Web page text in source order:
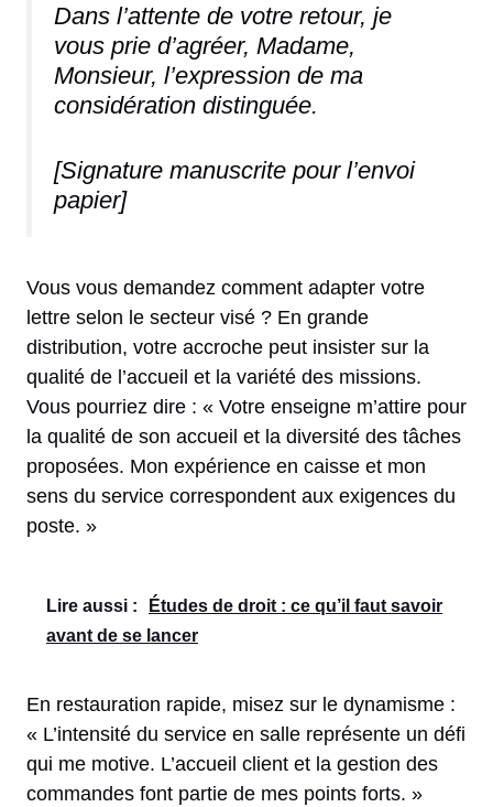
Dans l’attente de votre retour, je
vous prie d’agréer, Madame,
Monsieur, l’expression de ma
considération distinguée.
[Signature manuscrite pour l’envoi
papier]
Vous vous demandez comment adapter votre
lettre selon le secteur visé ? En grande
distribution, votre accroche peut insister sur la
qualité de l’accueil et la variété des missions.
Vous pourriez dire : « Votre enseigne m’attire pour
la qualité de son accueil et la diversité des tâches
proposées. Mon expérience en caisse et mon
sens du service correspondent aux exigences du
poste. »
Lire aussi :
Études de droit : ce qu’il faut savoir
avant de se lancer
En restauration rapide, misez sur le dynamisme :
« L’intensité du service en salle représente un défi
qui me motive. L’accueil client et la gestion des
commandes font partie de mes points forts. »